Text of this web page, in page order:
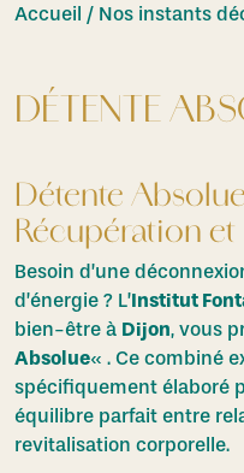
Accueil / Nos instants
DÉTENTE
Détente
Récupération
Besoin d’une
d’énergie ? L’Institut
bien-être à Dijon, vous
Absolue« . Ce combiné
spécifiquement élaboré
équilibre parfait entre
revitalisation corporelle.